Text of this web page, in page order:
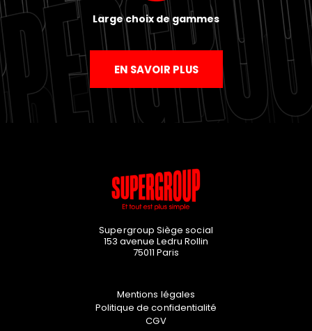
Large choix de gammes
EN SAVOIR PLUS
Supergroup Siège social
153 avenue Ledru Rollin
75011 Paris
Mentions légales
Politique de confidentialité
CGV